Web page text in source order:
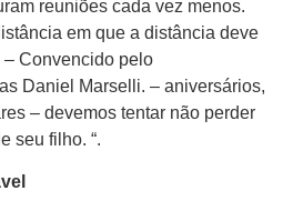
reuniões cada vez menos.
em que a distância deve
– Convencido pelo
Daniel Marselli. – aniversários,
– devemos tentar não perder
seu filho. “.